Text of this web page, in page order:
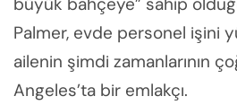
Palmer, evde personel işini
ailenin şimdi zamanlarının
Angeles’ta bir emlakçı.